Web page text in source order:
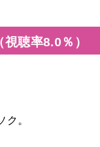
聴率8.0％）
。